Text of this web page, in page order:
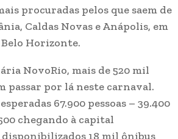
procuradas pelos que saem de
Caldas Novas e Anápolis, em
Belo Horizonte.
NovoRio, mais de 520 mil
passar por lá neste carnaval.
67.900 pessoas – 39.400
chegando à capital
disponibilizados 18 mil ônibus